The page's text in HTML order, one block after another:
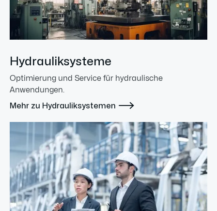
Hydrauliksysteme
Optimierung und Service für hydraulische
Anwendungen.
Mehr zu Hydrauliksystemen 